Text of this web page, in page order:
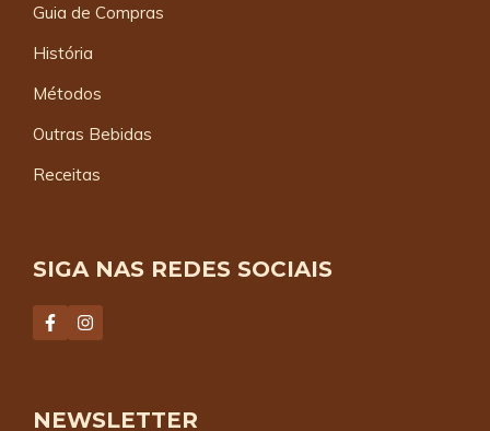
Guia de Compras
História
Métodos
Outras Bebidas
Receitas
SIGA NAS REDES SOCIAIS
NEWSLETTER